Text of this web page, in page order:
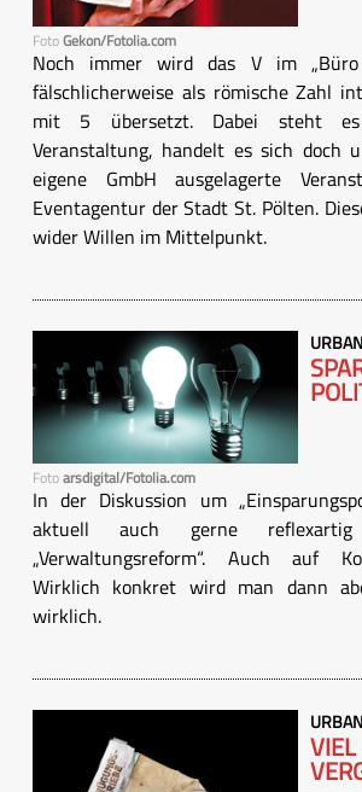
FotoGekon/Fotolia.com
Noch immer wird das V im „Büro
fälschlicherweise als römische Zahl
mit 5 übersetzt. Dabei steht
Veranstaltung, handelt es sich doch
eigene GmbH ausgelagerte
Eventagentur der Stadt St. Pölten.
wider Willen im Mittelpunkt.
Fotoarsdigital/Fotolia.com
URBAN
In der Diskussion um
aktuell auch gerne
„Verwaltungsreform“. Auch auf
Wirklich konkret wird man dann
wirklich.
URBAN
VIEL